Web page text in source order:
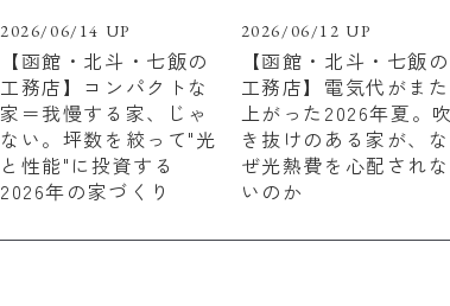
2026/06/14 UP
【函館・北斗・七飯の
工務店】コンパクトな
家＝我慢する家、じゃ
ない。坪数を絞って"光
と性能"に投資する
2026年の家づくり
2026/06/12 UP
【函館・北斗・七飯の
工務店】電気代がまた
上がった2026年夏。
き抜けのある家が、な
ぜ光熱費を心配されな
いのか